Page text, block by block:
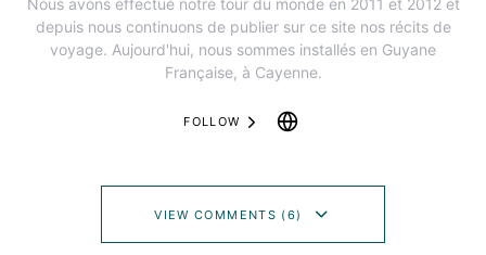
Nous avons effectué notre tour du monde en 2011 et 2012 et
depuis nous continuons de publier sur ce site nos récits de
voyage. Aujourd'hui, nous sommes installés en Guyane
Française, à Cayenne.
FOLLOW
VIEW COMMENTS (6)